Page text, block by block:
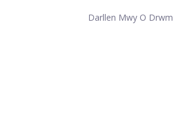
Darllen Mwy O Drwm